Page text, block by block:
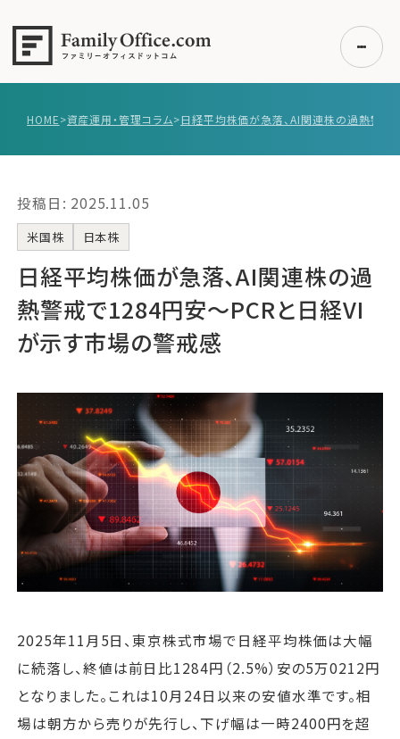
事例紹介
エキスパート一覧
無料講座
コラム
利用者の声
運営会社
ファミリーオフィスとは
関連書籍
メールマガジン登録
よくある質問
HOME>資産運用・管理コラム>
投稿日: 2025.11.05
米国株 日本株
日経平均株価が急落、AI関連株の過
熱警戒で1284円安～PCRと日経VI
が示す市場の警戒感
2025年11月5日、東京株式市場で日経平均株価は大幅
に続落し、終値は前日比1284円（2.5%）安の5万0212円
となりました。これは10月24日以来の安値水準です。相
場は朝方から売りが先行し、下げ幅は一時2400円を超